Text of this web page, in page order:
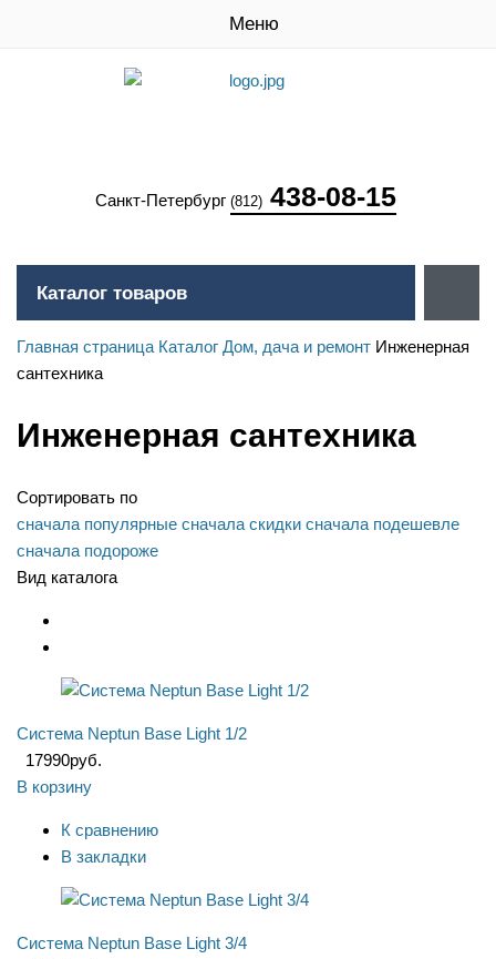
Меню
Санкт-Петербург (812) 438-08-15
Каталог товаров
Главная страница Каталог Дом, дача и ремонт Инженерная
сантехника
Инженерная сантехника
Сортировать по
сначала популярные сначала скидки сначала подешевле
сначала подороже
Вид каталога
Система Neptun Base Light 1/2
17990руб.
В корзину
К сравнению
В закладки
Система Neptun Base Light 3/4